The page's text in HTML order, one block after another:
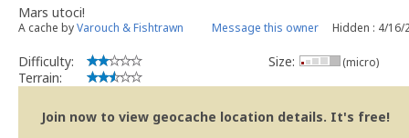
Mars utoci!
A cache byVarouch & Fishtrawn Message this owner Hidden : 4/16/
Difficulty:
Terrain:
Size: (micro)
Join now to view geocache location details. It's free!